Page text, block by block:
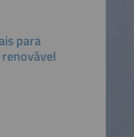
para